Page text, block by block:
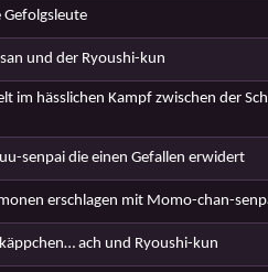
und der Ryoushi-kun
im hässlichen Kampf zwischen der
senpai die einen Gefallen erwidert
erschlagen mit Momo-chan-
ach und Ryoushi-kun